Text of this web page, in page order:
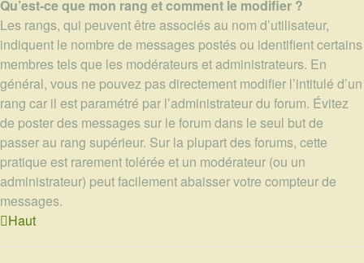
Qu’est-ce que mon rang et comment le modifier ?
Les rangs, qui peuvent être associés au nom d’utilisateur,
indiquent le nombre de messages postés ou identifient certains
membres tels que les modérateurs et administrateurs. En
général, vous ne pouvez pas directement modifier l’intitulé d’un
rang car il est paramétré par l’administrateur du forum. Évitez
de poster des messages sur le forum dans le seul but de
passer au rang supérieur. Sur la plupart des forums, cette
pratique est rarement tolérée et un modérateur (ou un
administrateur) peut facilement abaisser votre compteur de
messages.
Haut